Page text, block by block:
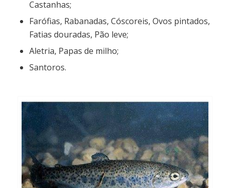
Castanhas;
Farófias, Rabanadas, Cóscoreis, Ovos pintados,
Fatias douradas, Pão leve;
Aletria, Papas de milho;
Santoros.